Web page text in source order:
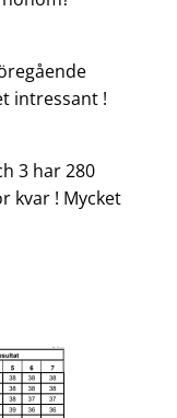
intressant !
3 har 280
kvar ! Mycket